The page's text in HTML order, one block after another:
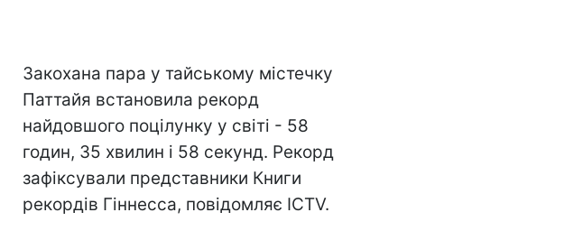
Закохана пара у тайському містечку
Паттайя встановила рекорд
найдовшого поцілунку у світі - 58
годин, 35 хвилин і 58 секунд. Рекорд
зафіксували представники Книги
рекордів Гіннесса, повідомляє ICTV.